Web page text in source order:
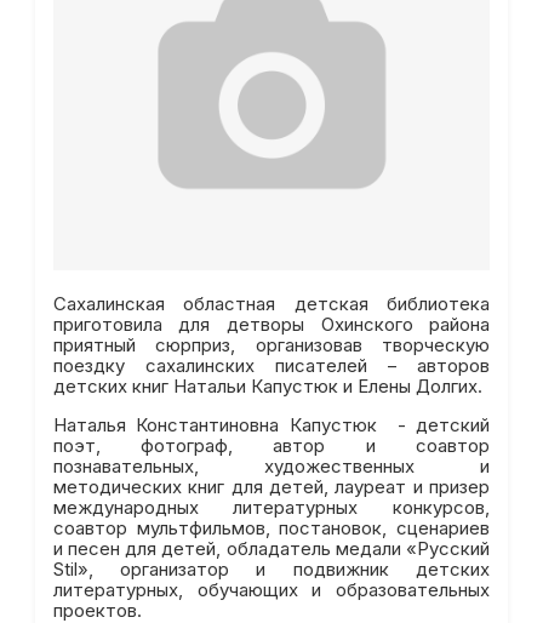
Сахалинская областная детская библиотека
приготовила для детворы Охинского района
приятный сюрприз, организовав творческую
поездку сахалинских писателей – авторов
детских книг Натальи Капустюк и Елены Долгих.
Наталья Константиновна Капустюк - детский
поэт, фотограф, автор и соавтор
познавательных, художественных и
методических книг для детей, лауреат и призер
международных литературных конкурсов,
соавтор мультфильмов, постановок, сценариев
и песен для детей, обладатель медали «Русский
Stil», организатор и подвижник детских
литературных, обучающих и образовательных
проектов.